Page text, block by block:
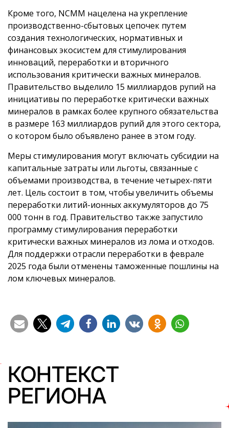
Кроме того, NCMM нацелена на укрепление
производственно-сбытовых цепочек путем
создания технологических, нормативных и
финансовых экосистем для стимулирования
инноваций, переработки и вторичного
использования критически важных минералов.
Правительство выделило 15 миллиардов рупий на
инициативы по переработке критически важных
минералов в рамках более крупного обязательства
в размере 163 миллиардов рупий для этого сектора,
о котором было объявлено ранее в этом году.
Меры стимулирования могут включать субсидии на
капитальные затраты или льготы, связанные с
объемами производства, в течение четырех-пяти
лет. Цель состоит в том, чтобы увеличить объемы
переработки литий-ионных аккумуляторов до 75
000 тонн в год. Правительство также запустило
программу стимулирования переработки
критически важных минералов из лома и отходов.
Для поддержки отрасли переработки в феврале
2025 года были отменены таможенные пошлины на
лом ключевых минералов.
КОНТЕКСТ
РЕГИОНА